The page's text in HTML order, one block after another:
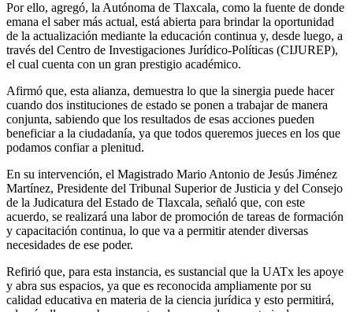
Por ello, agregó, la Autónoma de Tlaxcala, como la fuente de donde
emana el saber más actual, está abierta para brindar la oportunidad
de la actualización mediante la educación continua y, desde luego, a
través del Centro de Investigaciones Jurídico-Políticas (CIJUREP),
el cual cuenta con un gran prestigio académico.
Afirmó que, esta alianza, demuestra lo que la sinergia puede hacer
cuando dos instituciones de estado se ponen a trabajar de manera
conjunta, sabiendo que los resultados de esas acciones pueden
beneficiar a la ciudadanía, ya que todos queremos jueces en los que
podamos confiar a plenitud.
En su intervención, el Magistrado Mario Antonio de Jesús Jiménez
Martínez, Presidente del Tribunal Superior de Justicia y del Consejo
de la Judicatura del Estado de Tlaxcala, señaló que, con este
acuerdo, se realizará una labor de promoción de tareas de formación
y capacitación continua, lo que va a permitir atender diversas
necesidades de ese poder.
Refirió que, para esta instancia, es sustancial que la UATx les apoye
y abra sus espacios, ya que es reconocida ampliamente por su
calidad educativa en materia de la ciencia jurídica y esto permitirá,